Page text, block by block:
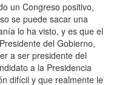
un Congreso positivo,
se puede sacar una
lo ha visto, y es que el
del Gobierno,
a ser presidente del
a la Presidencia
difícil y que realmente le